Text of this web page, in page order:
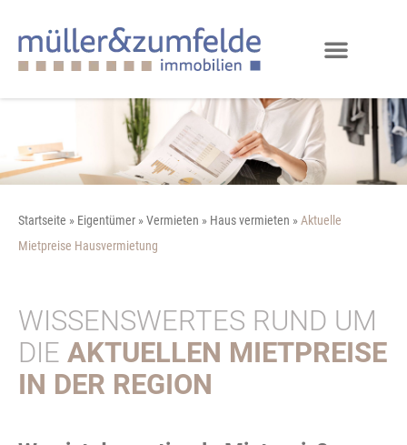
Startseite » Eigentümer »Vermieten » Haus vermieten »Aktuelle
Mietpreise Hausvermietung
WISSENSWERTES RUND UM
DIE AKTUELLEN MIETPREISE
IN DER REGION